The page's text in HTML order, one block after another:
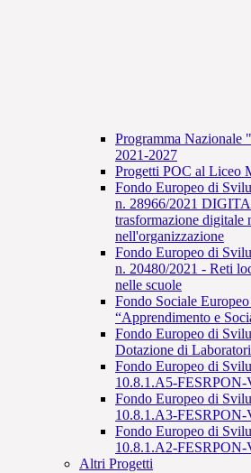
Programma Nazionale
2021-2027
Progetti POC al Liceo
Fondo Europeo di
n. 28966/2021
trasformazione digitale
nell'organizzazione
Fondo Europeo di
n. 20480/2021 - Reti
nelle scuole
Fondo Sociale
“Apprendimento e
Fondo Europeo di
Dotazione di
Fondo Europeo di
10.8.1.A5-FESRPON-
Fondo Europeo di
10.8.1.A3-FESRPON-
Fondo Europeo di
10.8.1.A2-FESRPON-
Altri Progetti